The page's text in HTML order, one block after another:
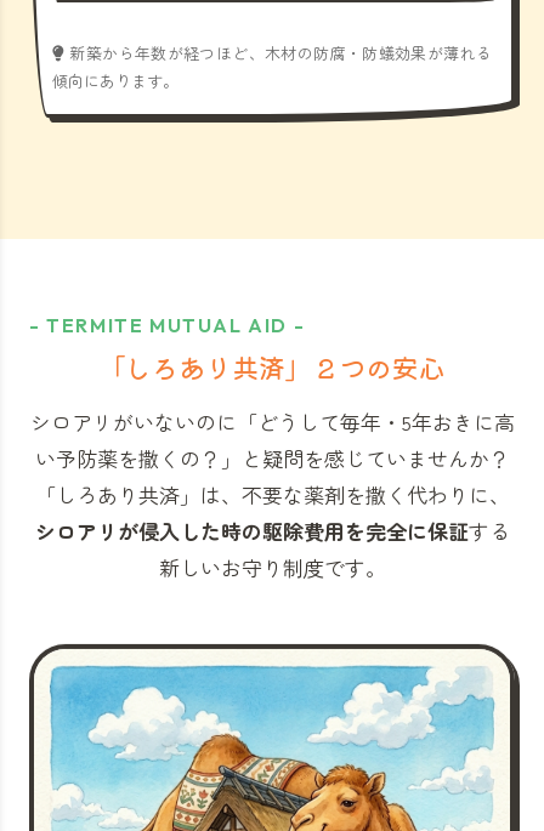
新築から年数が経つほど、木材の防腐・防蟻効果が薄れる
傾向にあります。
- TERMITE MUTUAL AID -
「しろあり共済」 ２つの安心
シロアリがいないのに「どうして毎年・5年おきに高
い予防薬を撒くの？」と 疑問を感じていませんか？
「しろあり共済」 は、不要な薬剤を撒く代わりに、
シロアリが侵入した時の駆除費用を完全に保証する
新しいお守り制度です。